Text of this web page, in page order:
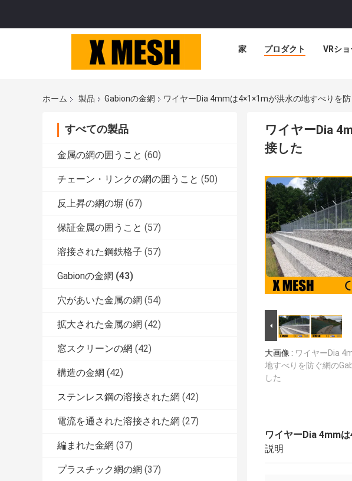
家 プロダクト VRショ
ホーム 製品 Gabionの金網 ワイヤーDia 4mmは4×1×1mが洪水の地すべりを
すべての製品
金属の網の囲うこと (60)
チェーン・リンクの網の囲うこと (50)
反上昇の網の塀 (67)
保証金属の囲うこと (57)
溶接された鋼鉄格子 (57)
Gabionの金網 (43)
穴があいた金属の網 (54)
拡大された金属の網 (42)
窓スクリーンの網 (42)
構造の金網 (42)
ステンレス鋼の溶接された網 (42)
電流を通された溶接された網 (27)
編まれた金網 (37)
プラスチック網の網 (37)
ワイヤーDia
接した
大画像 : ワイヤーDia
地すべりを防ぐ網の
した
ワイヤーDia 4mm
説明